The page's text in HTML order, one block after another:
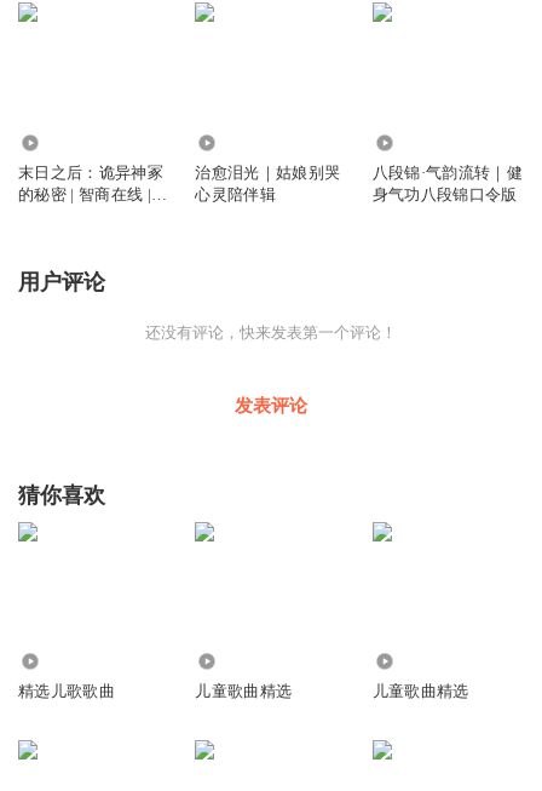
末日之后：诡异神冢
的秘密 | 智商在线 |
治愈泪光｜姑娘别哭
心灵陪伴辑
八段锦·气韵流转｜健
身气功八段锦口令版
用户评论
还没有评论，快来发表第一个评论！
发表评论
猜你喜欢
精选儿歌歌曲 儿童歌曲精选 儿童歌曲精选